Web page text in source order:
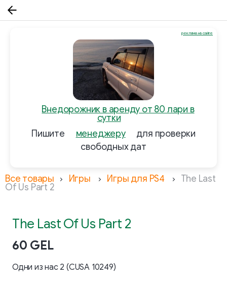
Внедорожник в аренду от 80 лари в
сутки
Пишите
менеджеру
для проверки
свободных дат
реклама на сайте
Все товары Игры Игры для PS4 The Last
Of Us Part 2
The Last Of Us Part 2
60 GEL
Одни из нас 2 (CUSA 10249)